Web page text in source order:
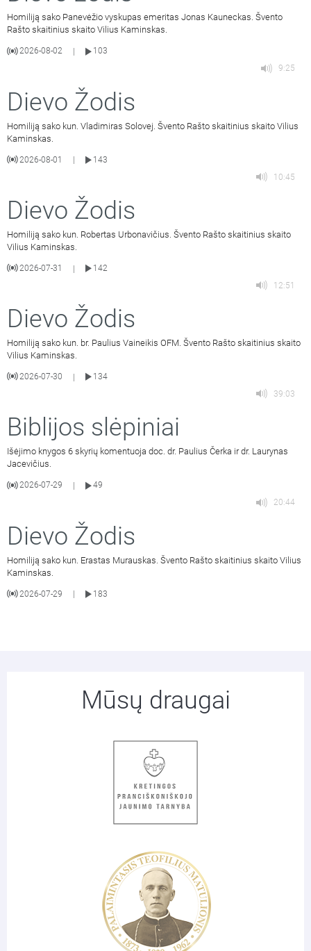
Homiliją sako Panevėžio vyskupas emeritas Jonas Kauneckas. Švento
Rašto skaitinius skaito Vilius Kaminskas.
2026-08-02
103
9:25
Dievo Žodis
Homiliją sako kun. Vladimiras Solovej. Švento Rašto skaitinius skaito Vilius
Kaminskas.
2026-08-01
143
10:45
Dievo Žodis
Homiliją sako kun. Robertas Urbonavičius. Švento Rašto skaitinius skaito
Vilius Kaminskas.
2026-07-31 |
142
12:51
Dievo Žodis
Homiliją sako kun. br. Paulius Vaineikis OFM. Švento Rašto skaitinius skaito
Vilius Kaminskas.
2026-07-30 |
134
39:03
Biblijos slėpiniai
Išėjimo knygos 6 skyrių komentuoja doc. dr. Paulius Čerka ir dr. Laurynas
Jacevičius.
2026-07-29
49
20:44
Dievo Žodis
Homiliją sako kun. Erastas Murauskas. Švento Rašto skaitinius skaito Vilius
Kaminskas.
2026-07-29 183
Mūsų draugai